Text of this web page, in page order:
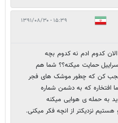
۱۵:۳۹ - ۱۳۹۱/۰۸/۳۰
کدوم ادم نه کدوم بچه
حمایت میکنه؟؟ شما هم
کن که چطور موشک های فجر
افتخاره که به دشمن شماره
به حمله ی هوایی میکنه
نزدیکتر از انچه فکر میکنی.